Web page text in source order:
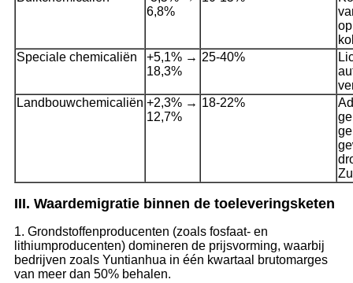
6,8%
Speciale chemicaliën
+5,1% →
18,3%
25-40%
Landbouwchemicaliën +2,3% →
12,7%
18-22%
III. Waardemigratie binnen de toeleveringsketen
1. Grondstoffenproducenten (zoals fosfaat- en
lithiumproducenten) domineren de prijsvorming, waarbij
bedrijven zoals Yuntianhua in één kwartaal brutomarges
van meer dan 50% behalen.